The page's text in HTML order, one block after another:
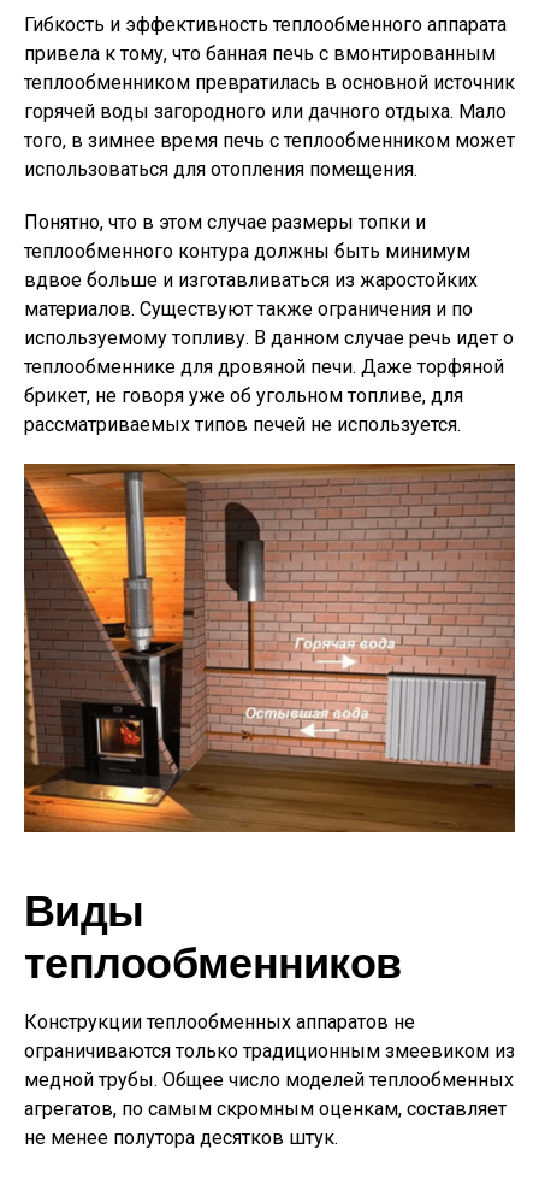
Гибкость и эффективность теплообменного аппарата
привела к тому, что банная печь с вмонтированным
теплообменником превратилась в основной источник
горячей воды загородного или дачного отдыха. Мало
того, в зимнее время печь с теплообменником может
использоваться для отопления помещения.
Понятно, что в этом случае размеры топки и
теплообменного контура должны быть минимум
вдвое больше и изготавливаться из жаростойких
материалов. Существуют также ограничения и по
используемому топливу. В данном случае речь идет о
теплообменнике для дровяной печи. Даже торфяной
брикет, не говоря уже об угольном топливе, для
рассматриваемых типов печей не используется.
Виды
теплообменников
Конструкции теплообменных аппаратов не
ограничиваются только традиционным змеевиком из
медной трубы. Общее число моделей теплообменных
агрегатов, по самым скромным оценкам, составляет
не менее полутора десятков штук.